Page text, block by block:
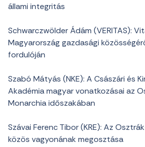
állami integritás
Schwarczwölder Ádám (VERITAS):
Magyarország gazdasági
fordulóján
Szabó Mátyás (NKE): A Császári és
Akadémia magyar vonatkozásai az
Monarchia időszakában
Szávai Ferenc Tibor (KRE): Az
közös vagyonának megosztása